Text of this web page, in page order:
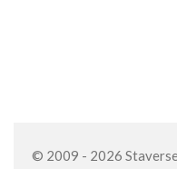
© 2009 - 2026